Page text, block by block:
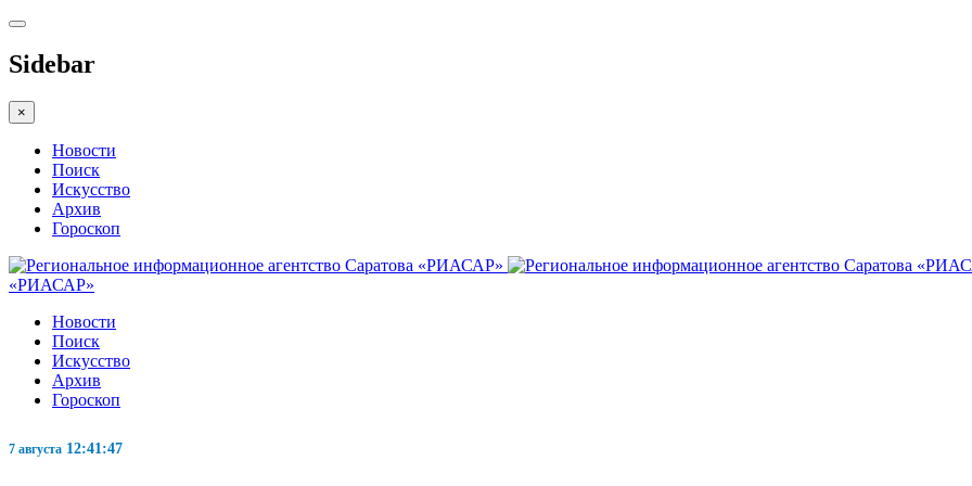
Sidebar
×
Новости
Поиск
Искусство
Архив
Гороскоп
«РИАСАР»
Новости
Поиск
Искусство
Архив
Гороскоп
7 августа 12:41:48